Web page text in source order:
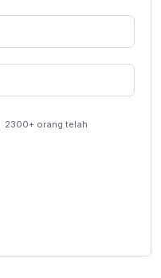
2300+ orang telah